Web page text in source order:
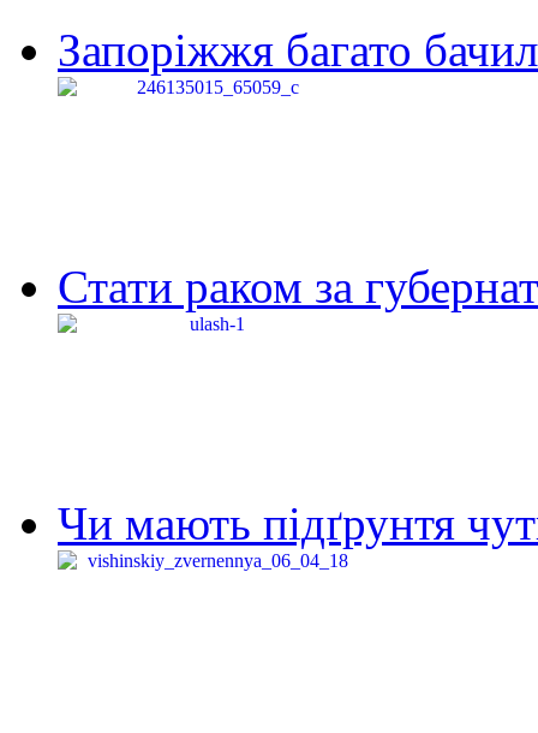
Запоріжжя багато
Стати раком за
Чи мають підґрунтя